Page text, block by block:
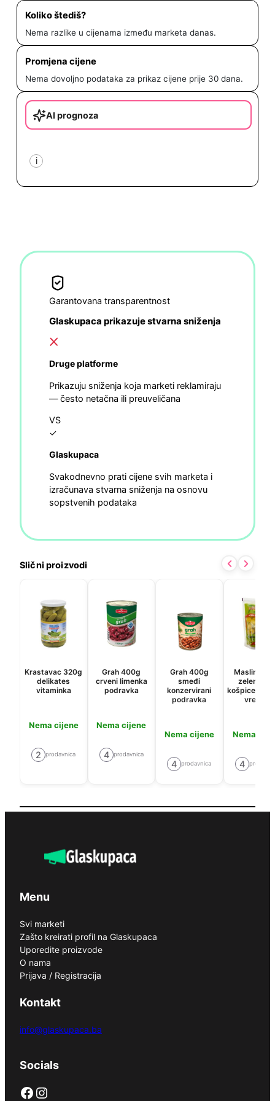
Koliko štediš?
Nema razlike u cijenama između marketa danas.
Promjena cijene
Nema dovoljno podataka za prikaz cijene prije 30 dana.
AI prognoza
i
Garantovana transparentnost
Glaskupaca prikazuje stvarna sniženja
Druge platforme
Prikazuju sniženja koja marketi reklamiraju
— često netačna ili preuveličana
VS
✓
Glaskupaca
Svakodnevno prati cijene svih marketa i
izračunava stvarna sniženja na osnovu
sopstvenih podataka
Slični proizvodi
Krastavac 320g
delikates
vitaminka
Nema cijene
2 prodavnica
Grah 400g
crveni limenka
podravka
Nema cijene
4 prodavnica
Grah 400g
smeđi
konzervirani
podravka
Nema cijene
4 prodavnica
Masline
zelene
košpice
vrećica
Nema
4
Menu
Svi marketi
Zašto kreirati profil na Glaskupaca
Uporedite proizvode
O nama
Prijava / Registracija
Kontakt
info@glaskupaca.ba
Socials
Facebook Instagram